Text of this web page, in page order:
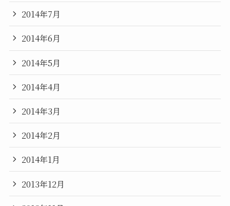
2014年7月
2014年6月
2014年5月
2014年4月
2014年3月
2014年2月
2014年1月
2013年12月